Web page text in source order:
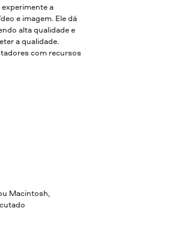
a
e imagem. Ele dá
alta qualidade e
a qualidade.
com recursos
Macintosh,